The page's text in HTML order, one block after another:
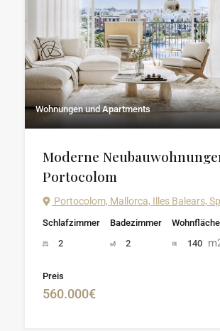
Wohnungen und Apartments
Moderne
Portocolom
Portocolom, Mallorca, Illes Balears,
Schlafzimmer
2
Badezimmer
2
Wohnfläche
140
Preis
560.000€